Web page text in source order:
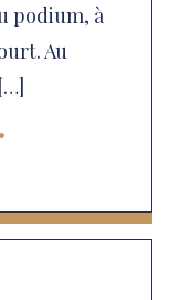
podium, à
Au